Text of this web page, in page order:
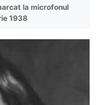
la microfonul
1938